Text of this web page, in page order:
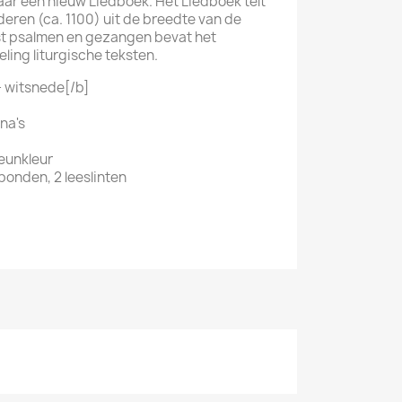
(ca. 1100) uit de breedte van de
en gezangen bevat het
liturgische teksten.
witsnede[/b]
2 leeslinten